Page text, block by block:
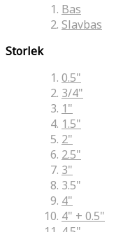
Bas
Slavbas
Storlek
0.5"
3/4"
1"
1.5"
2"
2.5"
3"
3.5"
4"
4" + 0.5"